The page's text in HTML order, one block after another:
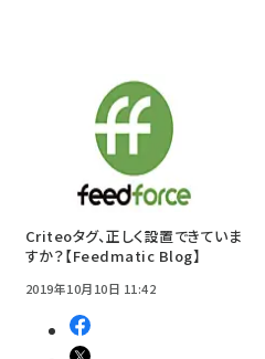
Criteoタグ、正しく設置できていま
すか？【Feedmatic Blog】
2019年10月10日 11:42